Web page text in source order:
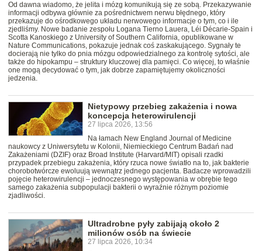
Od dawna wiadomo, że jelita i mózg komunikują się ze sobą. Przekazywanie
informacji odbywa głównie za pośrednictwem nerwu błędnego, który
przekazuje do ośrodkowego układu nerwowego informacje o tym, co i ile
zjedliśmy. Nowe badanie zespołu Logana Tierno Lauera, Léi Décarie-Spain i
Scotta Kanoskiego z University of Southern California, opublikowane w
Nature Communications, pokazuje jednak coś zaskakującego. Sygnały te
docierają nie tylko do pnia mózgu odpowiedzialnego za kontrolę sytości, ale
także do hipokampu – struktury kluczowej dla pamięci. Co więcej, to właśnie
one mogą decydować o tym, jak dobrze zapamiętujemy okoliczności
jedzenia.
Nietypowy przebieg zakażenia i nowa
koncepcja heterowirulencji
27 lipca 2026, 13:56
Na łamach New England Journal of Medicine
naukowcy z Uniwersytetu w Kolonii, Niemieckiego Centrum Badań nad
Zakażeniami (DZIF) oraz Broad Institute (Harvard/MIT) opisali rzadki
przypadek przebiegu zakażenia, który rzuca nowe światło na to, jak bakterie
chorobotwórcze ewoluują wewnątrz jednego pacjenta. Badacze wprowadzili
pojęcie heterowirulencji – jednoczesnego występowania w obrębie tego
samego zakażenia subpopulacji bakterii o wyraźnie różnym poziomie
zjadliwości.
Ultradrobne pyły zabijają około 2
milionów osób na świecie
27 lipca 2026, 10:34